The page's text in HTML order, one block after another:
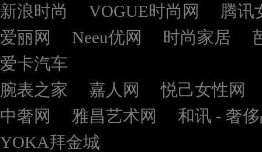
新浪时尚 VOGUE时尚网
腾讯
爱丽网
Neeu优网 时尚家居
爱卡汽车
腕表之家
嘉人网
悦己女性网
中奢网
雅昌艺术网
和讯 - 奢
YOKA拜金城